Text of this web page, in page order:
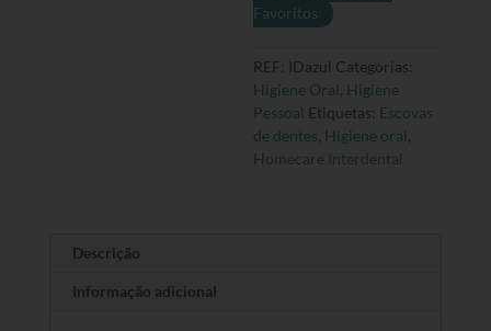
-
Azul
Favoritos
REF: IDazul Categorias:
Higiene Oral, Higiene
Pessoal Etiquetas: Escovas
de dentes, Higiene oral,
Homecare Interdental
Descrição
Informação adicional